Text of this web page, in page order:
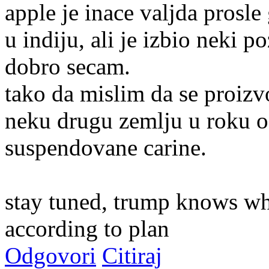
apple je inace valjda
u indiju, ali je izbio neki
dobro secam.
tako da mislim da se
neku drugu zemlju u roku
suspendovane carine.
stay tuned, trump knows
according to plan
Odgovori Citiraj